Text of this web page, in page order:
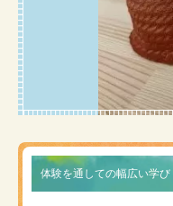
体験を通しての幅広い学び